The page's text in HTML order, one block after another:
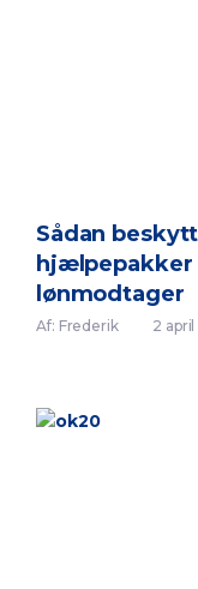
Sådan
hjælpepakker
lønmodtager
Af: Frederik 2